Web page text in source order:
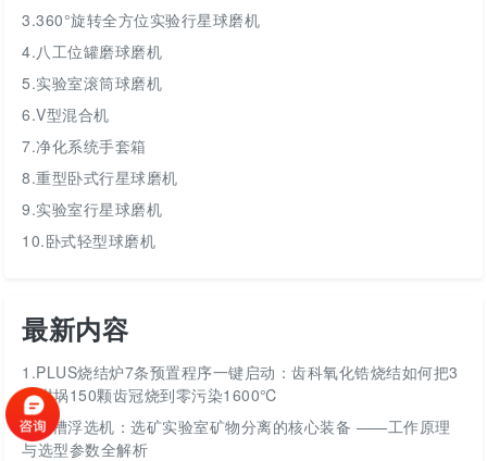
3.360°旋转全方位实验行星球磨机
4.八工位罐磨球磨机
5.实验室滚筒球磨机
6.V型混合机
7.净化系统手套箱
8.重型卧式行星球磨机
9.实验室行星球磨机
10.卧式轻型球磨机
最新内容
1.PLUS烧结炉7条预置程序一键启动：齿科氧化锆烧结如何把3
层坩埚150颗齿冠烧到零污染1600℃
2.挂槽浮选机：选矿实验室矿物分离的核心装备 ——工作原理
与选型参数全解析